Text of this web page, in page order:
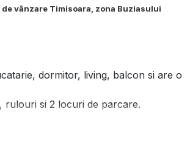
vânzare Timisoara, zona Buziasului
dormitor, living, balcon si are o
rulouri si 2 locuri de parcare.